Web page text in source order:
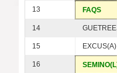
13 FAQS
14
15
16